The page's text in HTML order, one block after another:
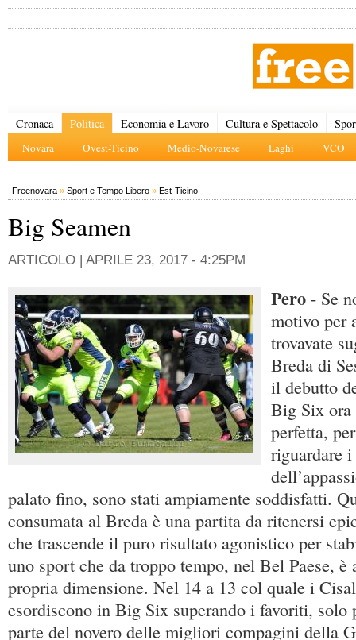
Cronaca Politica
Novara Ovest-Ticino Medio-Novarese Laghi VCO
Economia e Lavoro Cultura e Spettacolo
Freenovara » Sport e Tempo Libero » Est-Ticino
Big Seamen
ARTICOLO | APRILE 23, 2017 - 4:25PM
Pero - Se
motivo per
trovavate
Breda di
il debutto
Big Six ora
perfetta,
riguardare
palato fino, sono stati ampiamente soddisfatti.
consumata al Breda è una partita da ritenersi
che trascende il puro risultato agonistico per
uno sport che da troppo tempo, nel Bel Paese,
propria dimensione. Nel 14 a 13 col quale i
esordiscono in Big Six superando i favoriti, solo
parte del novero delle migliori compagini della